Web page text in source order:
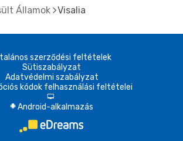
Államok Visalia
szerződési feltételek
Sütiszabályzat
Adatvédelmi szabályzat
kódok felhasználási feltételei
d
A Android-alkalmazás